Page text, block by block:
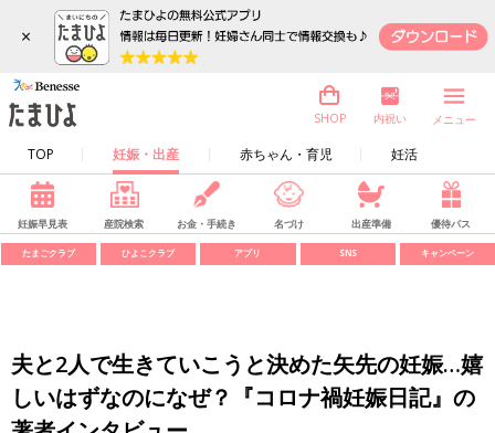
×
TOP 妊娠・出産 赤ちゃん・育児 妊活
SHOP 内祝い メニュー
妊娠早見表 産院検索 お金・手続き 名づけ 出産準備 優待パス
たまごクラブ ひよこクラブ アプリ SNS キャンペーン
夫と2人で生きていこうと決めた矢先の妊娠…嬉
しいはずなのになぜ？『コロナ禍妊娠日記』の